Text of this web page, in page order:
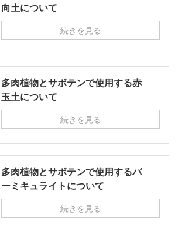
向土について
続きを見る
多肉植物とサボテンで使用する赤
玉土について
続きを見る
多肉植物とサボテンで使用するバ
ーミキュライトについて
続きを見る